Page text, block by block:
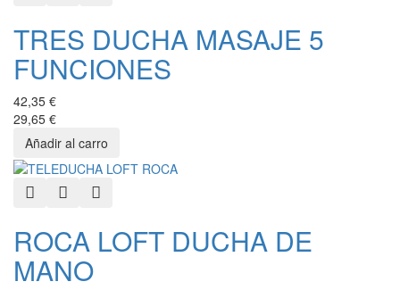
TRES DUCHA MASAJE 5
FUNCIONES
42,35 €
29,65 €
Quick ViewAdd to Wishlist
ROCA LOFT DUCHA DE
MANO